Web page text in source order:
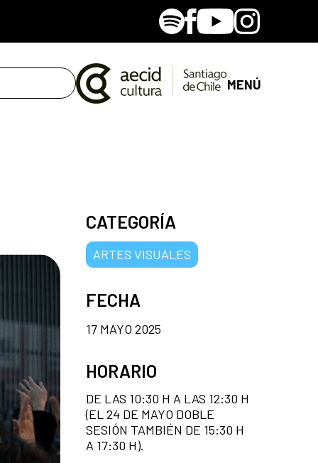
SpotifyFacebook
YoutubeInstagram
MENÚ
CATEGORÍA
ARTES VISUALES
FECHA
17 MAYO 2025
HORARIO
DE LAS 10:30 H A LAS 12:30 H
(EL 24 DE MAYO DOBLE
SESIÓN TAMBIÉN DE 15:30 H
A 17:30 H).